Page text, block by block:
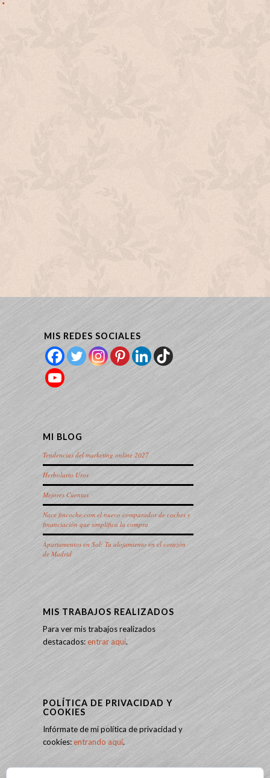
MIS REDES SOCIALES
MI BLOG
Tendencias del marketing online 2027
Herbolario Uros
Mejores Cuentas
Nace fincoche.com el nuevo comparador de coches y
financiación que simplifica la compra
Apartamentos en Sol: Tu alojamiento en el corazón
de Madrid
MIS TRABAJOS REALIZADOS
Para ver mis trabajos realizados
destacados:entrar aquí.
POLÍTICA DE PRIVACIDAD Y
COOKIES
Infórmate de mi política de privacidad y
cookies:entrando aquí.